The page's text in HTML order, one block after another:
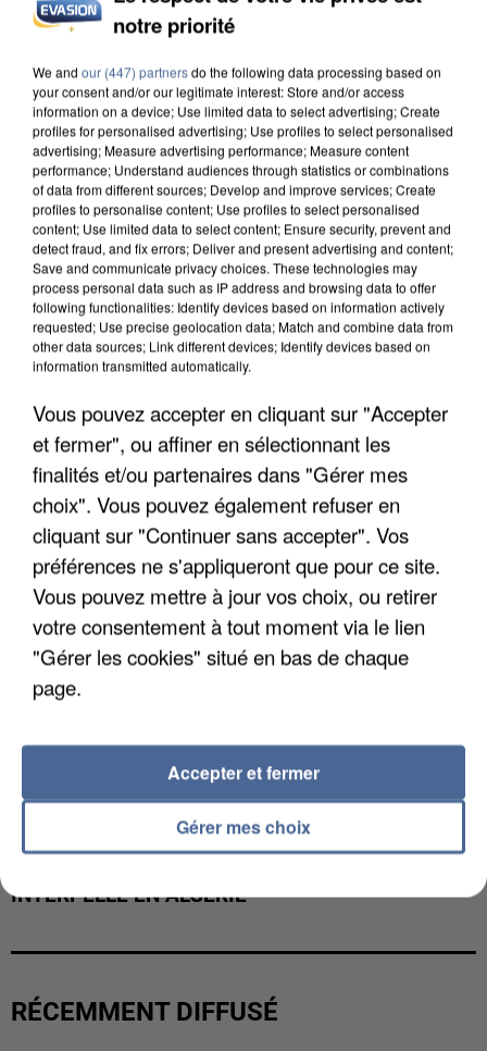
APRÈS TOUTES CES CANICULES, LES REFUGES
L’UN DES FONDATEURS SUPPOSÉS DE LA DZ
MAFIA INTERPELLÉ EN ALGÉRIE
INTERPELLÉ EN ALGÉRIE
RÉCEMMENT DIFFUSÉ
notre priorité
We and our (447) partnersdo the following data processing based on
your consent and/or our legitimate interest: Store and/or access
information on a device; Use limited data to select advertising; Create
profiles for personalised advertising; Use profiles to select personalised
advertising; Measure advertising performance; Measure content
performance; Understand audiences through statistics or combinations
of data from different sources; Develop and improve services; Create
profiles to personalise content; Use profiles to select personalised
content; Use limited data to select content; Ensure security, prevent and
detect fraud, and fix errors; Deliver and present advertising and content;
Save and communicate privacy choices. These technologies may
process personal data such as IP address and browsing data to offer
following functionalities: Identify devices based on information actively
requested; Use precise geolocation data; Match and combine data from
other data sources; Link different devices; Identify devices based on
information transmitted automatically.
Vous pouvez accepter en cliquant sur "Accepter
et fermer", ou affiner en sélectionnant les
finalités et/ou partenaires dans "Gérer mes
choix". Vous pouvez également refuser en
cliquant sur "Continuer sans accepter". Vos
préférences ne s'appliqueront que pour ce site.
Vous pouvez mettre à jour vos choix, ou retirer
votre consentement à tout moment via le lien
"Gérer les cookies" situé en bas de chaque
page.
Gérer mes choix
Accepter et fermer